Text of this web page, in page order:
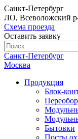
Санкт-Петербург
ЛО, Всеволожский
Схема проезда
Оставить заявку
Санкт-Петербург
Москва
Продукция
Блок-
Бытовки
Посты